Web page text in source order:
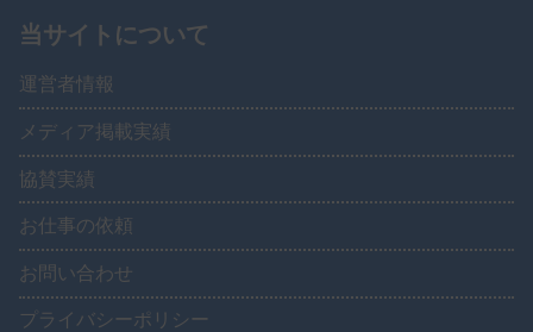
当サイトについて
運営者情報
メディア掲載実績
協賛実績
お仕事の依頼
お問い合わせ
プライバシーポリシー